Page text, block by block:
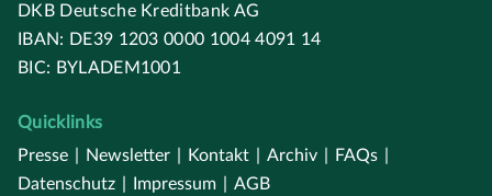
DKB Deutsche Kreditbank AG
IBAN: DE39 1203 0000 1004 4091 14
BIC: BYLADEM1001
Quicklinks
Presse
Newsletter Kontakt Archiv FAQs
Datenschutz
Impressum AGB